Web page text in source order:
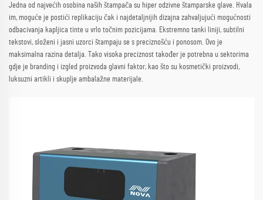
Jedna od najvećih osobina naših štampača su hiper odzivne štamparske glave. Hvala
im, moguće je postići replikaciju čak i najdetaljnijih dizajna zahvaljujući mogućnosti
odbacivanja kapljica tinte u vrlo točnim pozicijama. Ekstremno tanki liniji, subtilni
tekstovi, složeni i jasni uzorci štampaju se s preciznošću i ponosom. Ovo je
maksimalna razina detalja. Tako visoka preciznost također je potrebna u sektorima
gdje je branding i izgled proizvoda glavni faktor, kao što su kosmetički proizvodi,
luksuzni artikli i skuplje ambalažne materijale.